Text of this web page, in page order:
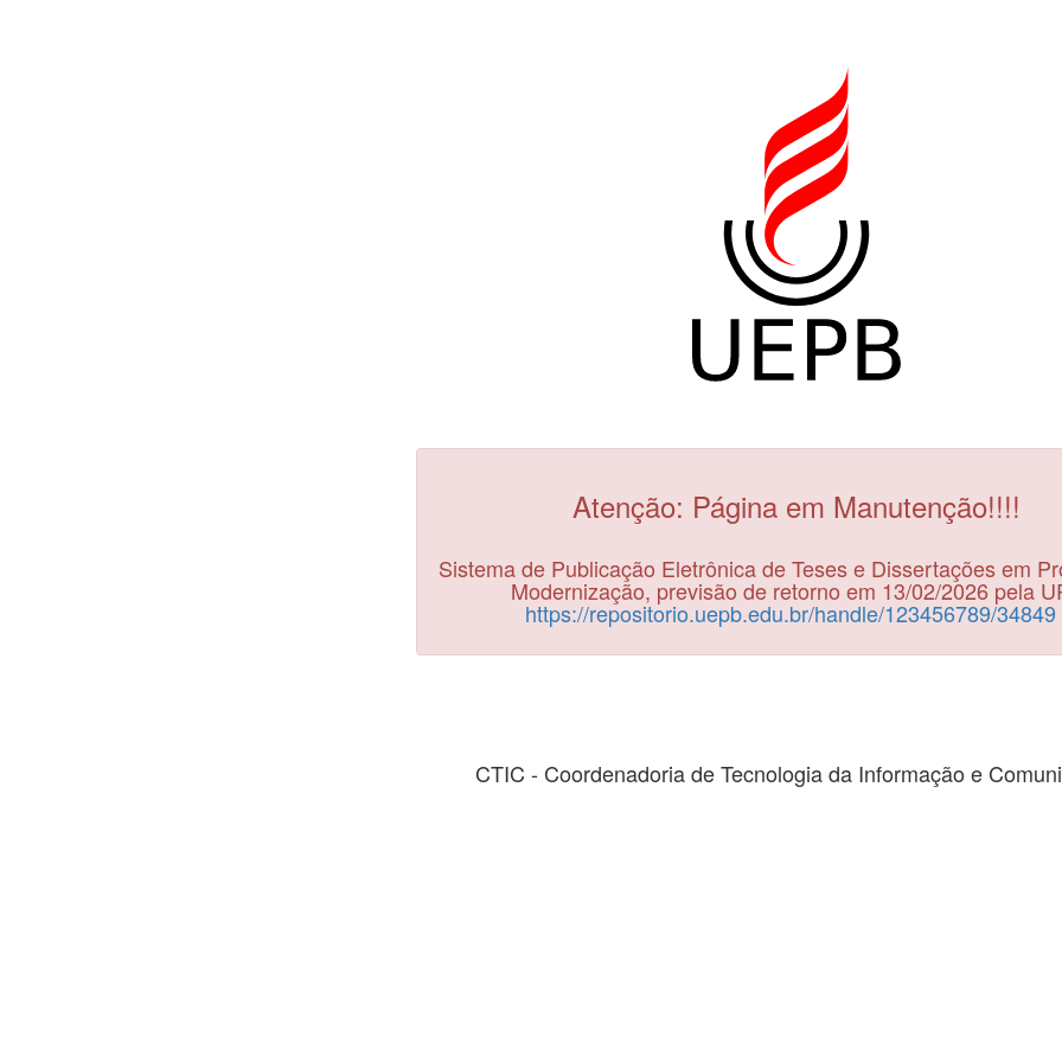
Atenção: Página em Manutenção!!!!
Sistema de Publicação Eletrônica de Teses e Dissertações em
Modernização, previsão de retorno em 13/02/2026 pela
https://repositorio.uepb.edu.br/handle/123456789/34849
CTIC - Coordenadoria de Tecnologia da Informação e